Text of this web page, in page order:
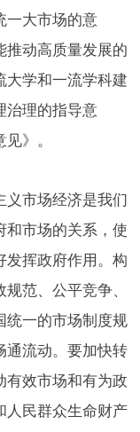
一大市场的意
推动高质量发展的
大学和一流学科建
治理的指导意
》。
义市场经济是我们
和市场的关系，使
发挥政府作用。构
范、公平竞争、
统一的市场制度规
通流动。要加快转
有效市场和有为政
人民群众生命财产